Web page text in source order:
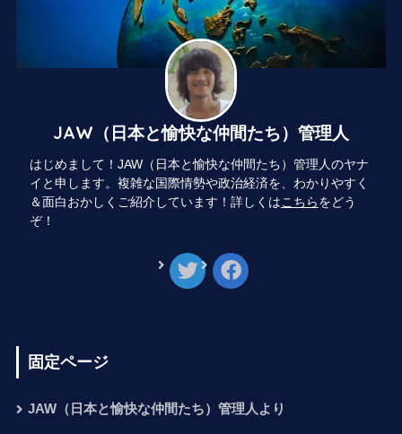
JAW（日本と愉快な仲間たち）管理人
はじめまして！JAW（日本と愉快な仲間たち）管理人のヤナ
イと申します。複雑な国際情勢や政治経済を、わかりやすく
＆面白おかしくご紹介しています！詳しくはこちらをどう
ぞ！
固定ページ
JAW（日本と愉快な仲間たち）管理人より